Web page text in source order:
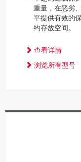
重量，在恶劣
平提供有效的
约存放空间。
查看详情
浏览所有型号